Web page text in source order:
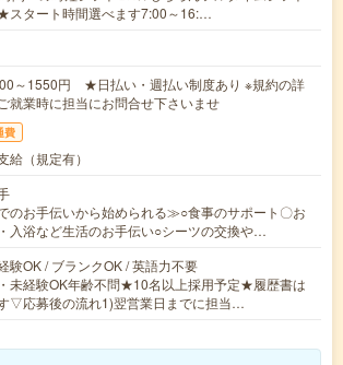
スタート時間選べます7:00～16:…
～1550円 ★日払い・週払い制度あり ※規約の詳
就業時に担当にお問合せ下さいませ
費
給（規定有）
のお手伝いから始められる≫○食事のサポート〇お
入浴など生活のお手伝い○シーツの交換や…
験OK / ブランクOK / 英語力不要
未経験OK年齢不問★10名以上採用予定★履歴書は
▽応募後の流れ1)翌営業日までに担当…